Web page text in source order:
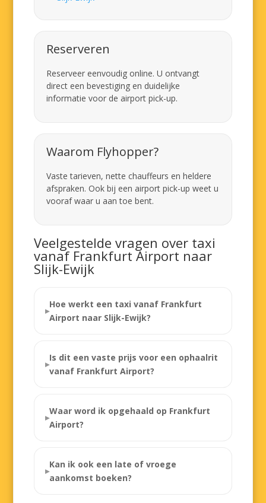
Reserveren
Reserveer eenvoudig online. U ontvangt
direct een bevestiging en duidelijke
informatie voor de airport pick-up.
Waarom Flyhopper?
Vaste tarieven, nette chauffeurs en heldere
afspraken. Ook bij een airport pick-up weet u
vooraf waar u aan toe bent.
Veelgestelde vragen over taxi
vanaf Frankfurt Airport naar
Slijk-Ewijk
Hoe werkt een taxi vanaf Frankfurt
Airport naar Slijk-Ewijk?
Is dit een vaste prijs voor een ophaalrit
vanaf Frankfurt Airport?
Waar word ik opgehaald op Frankfurt
Airport?
Kan ik ook een late of vroege
aankomst boeken?